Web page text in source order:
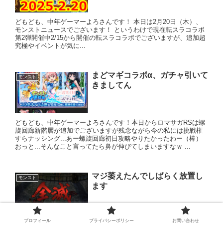
どもども、中年ゲーマーよろさんです！ 本日は2月20日（木）、
モンストニュースでございます！ というわけで現在転スラコラボ
第2弾開催中2/15から開催の転スラコラボでございますが、追加超
究極やイベントが気に...
モンスト
まどマギコラボα、ガチャ引いて
きましてん
どもども、中年ゲーマーよろさんです！本日からロマサガRSは螺
旋回廊新階層が追加でございますが残念ながら今の私には挑戦権
すらナッシング...あー螺旋回廊初日攻略やりたかったわー（棒）
おっと...そんなこと言ってたら鼻が伸びてしまいますなｗ ...
モンスト
マジ萎えたんでしばらく放置し
ます
どもども、中年ゲーマーよろさんです！ できれば今日中に螺旋回
プロフィール プライバシーポリシー お問い合わせ